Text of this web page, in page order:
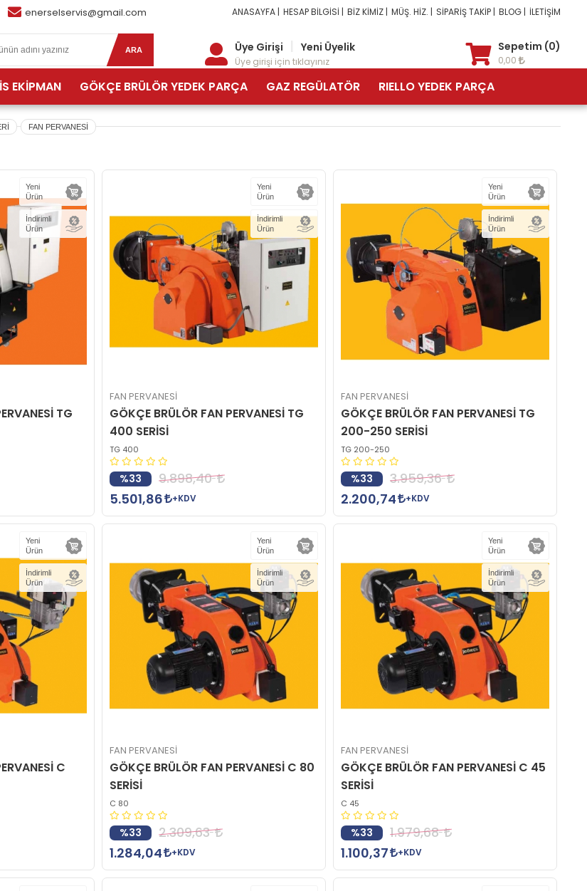
enerselservis@gmail.com
ARA
ANASAYFA | HESAP BİLGİSİ | BİZ KİMİZ | MÜŞ. HİZ. | SİPARİŞ TAKİP | BLOG | İLETİŞİM
Üye Girişi Yeni Üyelik
Üye girişi için tıklayınız
Sepetim (0)
0,00
EKİPMAN GÖKÇE BRÜLÖR YEDEK PARÇA GAZ REGÜLATÖR RIELLO YEDEK PARÇA
FAN PERVANESİ
Yeni
Ürün
İndirimli
Ürün
TG
Yeni
Ürün
İndirimli
Ürün
FAN PERVANESİ
GÖKÇE BRÜLÖR FAN PERVANESİ TG
400 SERİSİ
TG 400
%33
9.898,40
5.501,86
+KDV
Yeni
Ürün
İndirimli
Ürün
FAN PERVANESİ
GÖKÇE BRÜLÖR FAN PERVANESİ TG
200-250 SERİSİ
TG 200-250
%33
3.959,36
2.200,74
+KDV
Yeni
Ürün
İndirimli
Ürün
C
Yeni
Ürün
İndirimli
Ürün
FAN PERVANESİ
GÖKÇE BRÜLÖR FAN PERVANESİ C 80
SERİSİ
C 80
%33
2.309,63
1.284,04
+KDV
Yeni
Ürün
İndirimli
Ürün
FAN PERVANESİ
GÖKÇE BRÜLÖR FAN PERVANESİ C 45
SERİSİ
C 45
%33
1.979,68
1.100,37
+KDV